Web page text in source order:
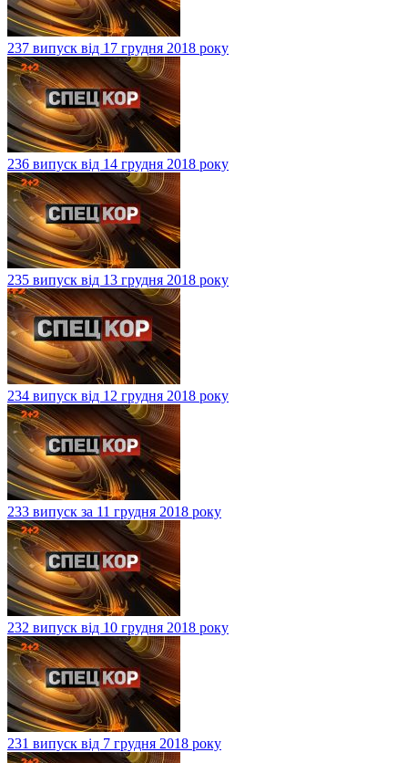
237 випуск від 17 грудня 2018 року
236 випуск від 14 грудня 2018 року
235 випуск від 13 грудня 2018 року
234 випуск від 12 грудня 2018 року
233 випуск за 11 грудня 2018 року
232 випуск від 10 грудня 2018 року
231 випуск від 7 грудня 2018 року